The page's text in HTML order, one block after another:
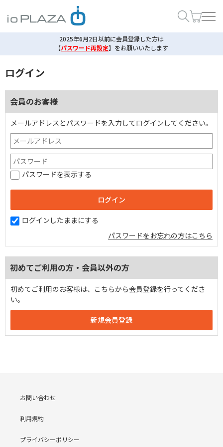
2025年6月2日以前に会員登録した方は
【パスワード再設定】 をお願いいたします
ログイン
会員のお客様
メールアドレスとパスワードを入力してログインしてください。
パスワードを表示する
ログインしたままにする
パスワードをお忘れの方はこちら
初めてご利用の方・会員以外の方
初めてご利用のお客様は、こちらから会員登録を行ってくださ
い。
お問い合わせ
利用規約
プライバシーポリシー